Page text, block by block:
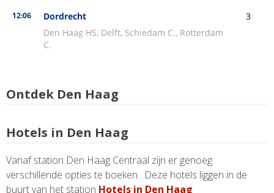
Ontdek Den Haag
Hotels in Den Haag
Vanaf station Den Haag Centraal zijn er genoeg
verschillende opties te boeken. Deze hotels liggen in de
buurt van het station Hotels in Den Haag